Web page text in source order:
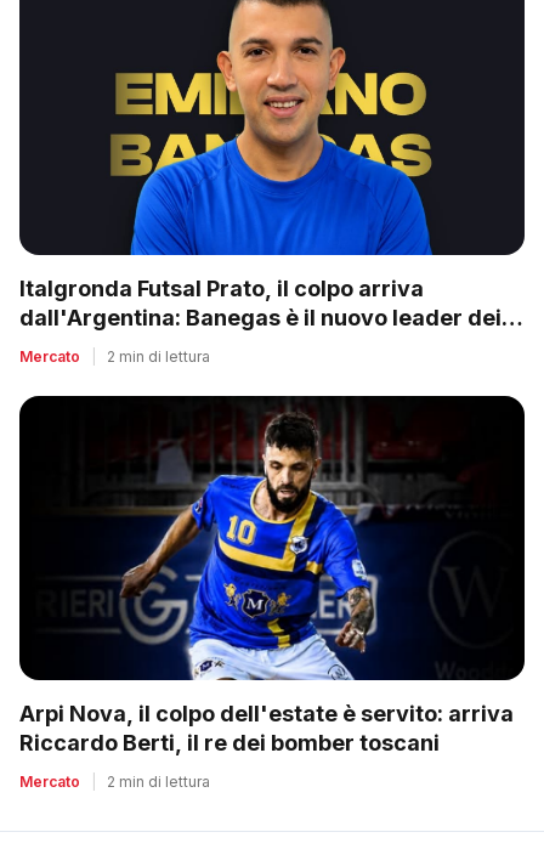
Italgronda Futsal Prato, il colpo arriva
dall'Argentina: Banegas è il nuovo leader dei
biancazzurri
Mercato 2 min di lettura
Arpi Nova, il colpo dell'estate è servito: arriva
Riccardo Berti, il re dei bomber toscani
Mercato 2 min di lettura